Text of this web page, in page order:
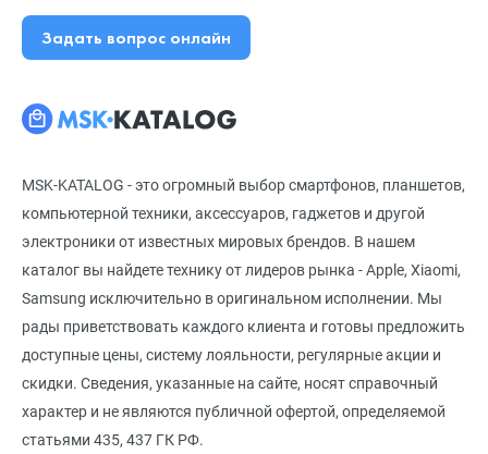
MSK-KATALOG - это огромный выбор смартфонов, планшетов,
компьютерной техники, аксессуаров, гаджетов и другой
электроники от известных мировых брендов. В нашем
каталог вы найдете технику от лидеров рынка - Apple, Xiaomi,
Samsung исключительно в оригинальном исполнении. Мы
рады приветствовать каждого клиента и готовы предложить
доступные цены, систему лояльности, регулярные акции и
скидки. Сведения, указанные на сайте, носят справочный
характер и не являются публичной офертой, определяемой
статьями 435, 437 ГК РФ.
Задать вопрос онлайн